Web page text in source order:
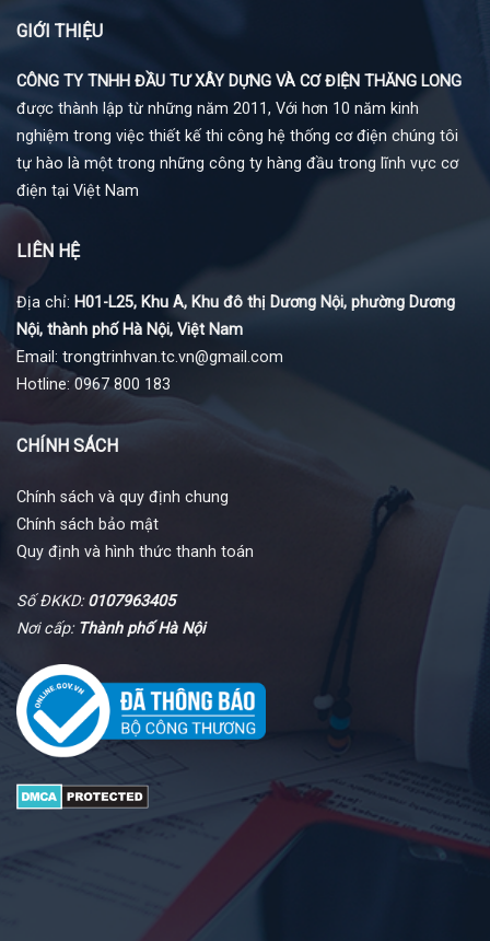
GIỚI THIỆU
CÔNG TY TNHH ĐẦU TƯ XÂY DỰNG VÀ CƠ ĐIỆN THĂNG LONG
được thành lập từ những năm 2011, Với hơn 10 năm kinh
nghiệm trong việc thiết kế thi công hệ thống cơ điện chúng tôi
tự hào là một trong những công ty hàng đầu trong lĩnh vực cơ
điện tại Việt Nam
LIÊN HỆ
Địa chỉ: H01-L25, Khu A, Khu đô thị Dương Nội, phường Dương
Nội, thành phố Hà Nội, Việt Nam
Email: trongtrinhvan.tc.vn@gmail.com
Hotline: 0967 800 183
CHÍNH SÁCH
Chính sách và quy định chung
Chính sách bảo mật
Quy định và hình thức thanh toán
Số ĐKKD:0107963405
Nơi cấp: Thành phố Hà Nội